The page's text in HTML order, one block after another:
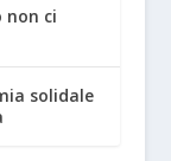
non ci
solidale